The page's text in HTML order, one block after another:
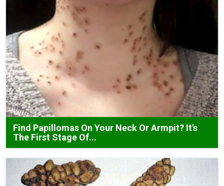
Find Papillomas On Your Neck Or Armpit? It's
The First Stage Of...